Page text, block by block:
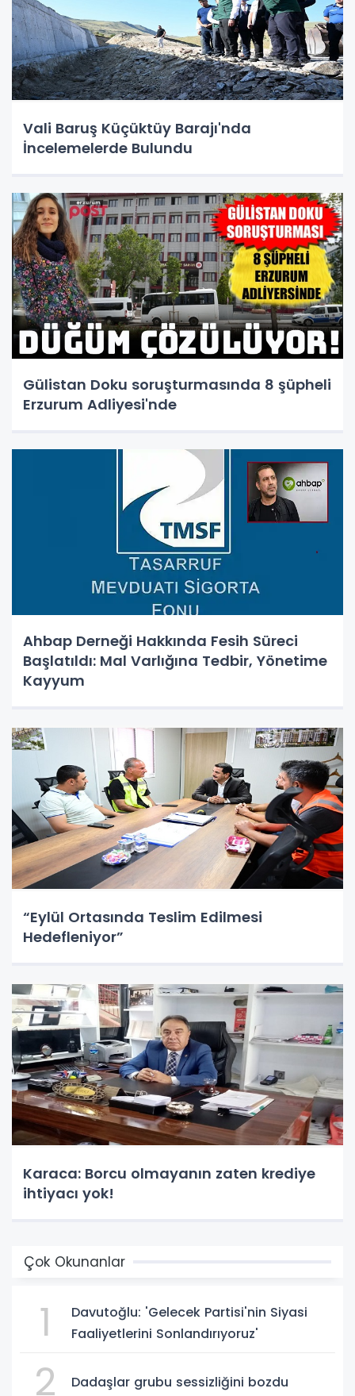
Vali Baruş Küçüktüy Barajı'nda
İncelemelerde Bulundu
Gülistan Doku soruşturmasında 8 şüpheli
Erzurum Adliyesi'nde
Ahbap Derneği Hakkında Fesih Süreci
Başlatıldı: Mal Varlığına Tedbir, Yönetime
Kayyum
“Eylül Ortasında Teslim Edilmesi
Hedefleniyor”
Karaca: Borcu olmayanın zaten krediye
ihtiyacı yok!
Çok Okunanlar
1
Davutoğlu: 'Gelecek Partisi'nin Siyasi
Faaliyetlerini Sonlandırıyoruz'
2 Dadaşlar grubu sessizliğini bozdu